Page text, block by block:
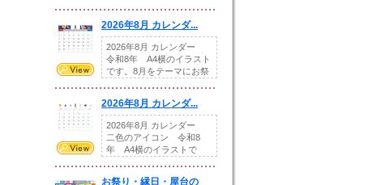
2026年8月 カレンダ...
2026年8月 カレンダー
令和8年 A4横のイラスト
です。8月をテーマにお祭
2026年8月 カレンダ...
2026年8月 カレンダー
二色のアイコン 令和8
年 A4横のイラストで
お祭り・縁日・屋台の